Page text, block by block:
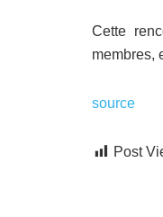
Cette
membres,
source
Post